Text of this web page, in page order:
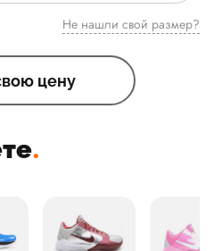
Не нашли свой размер?
цену
.